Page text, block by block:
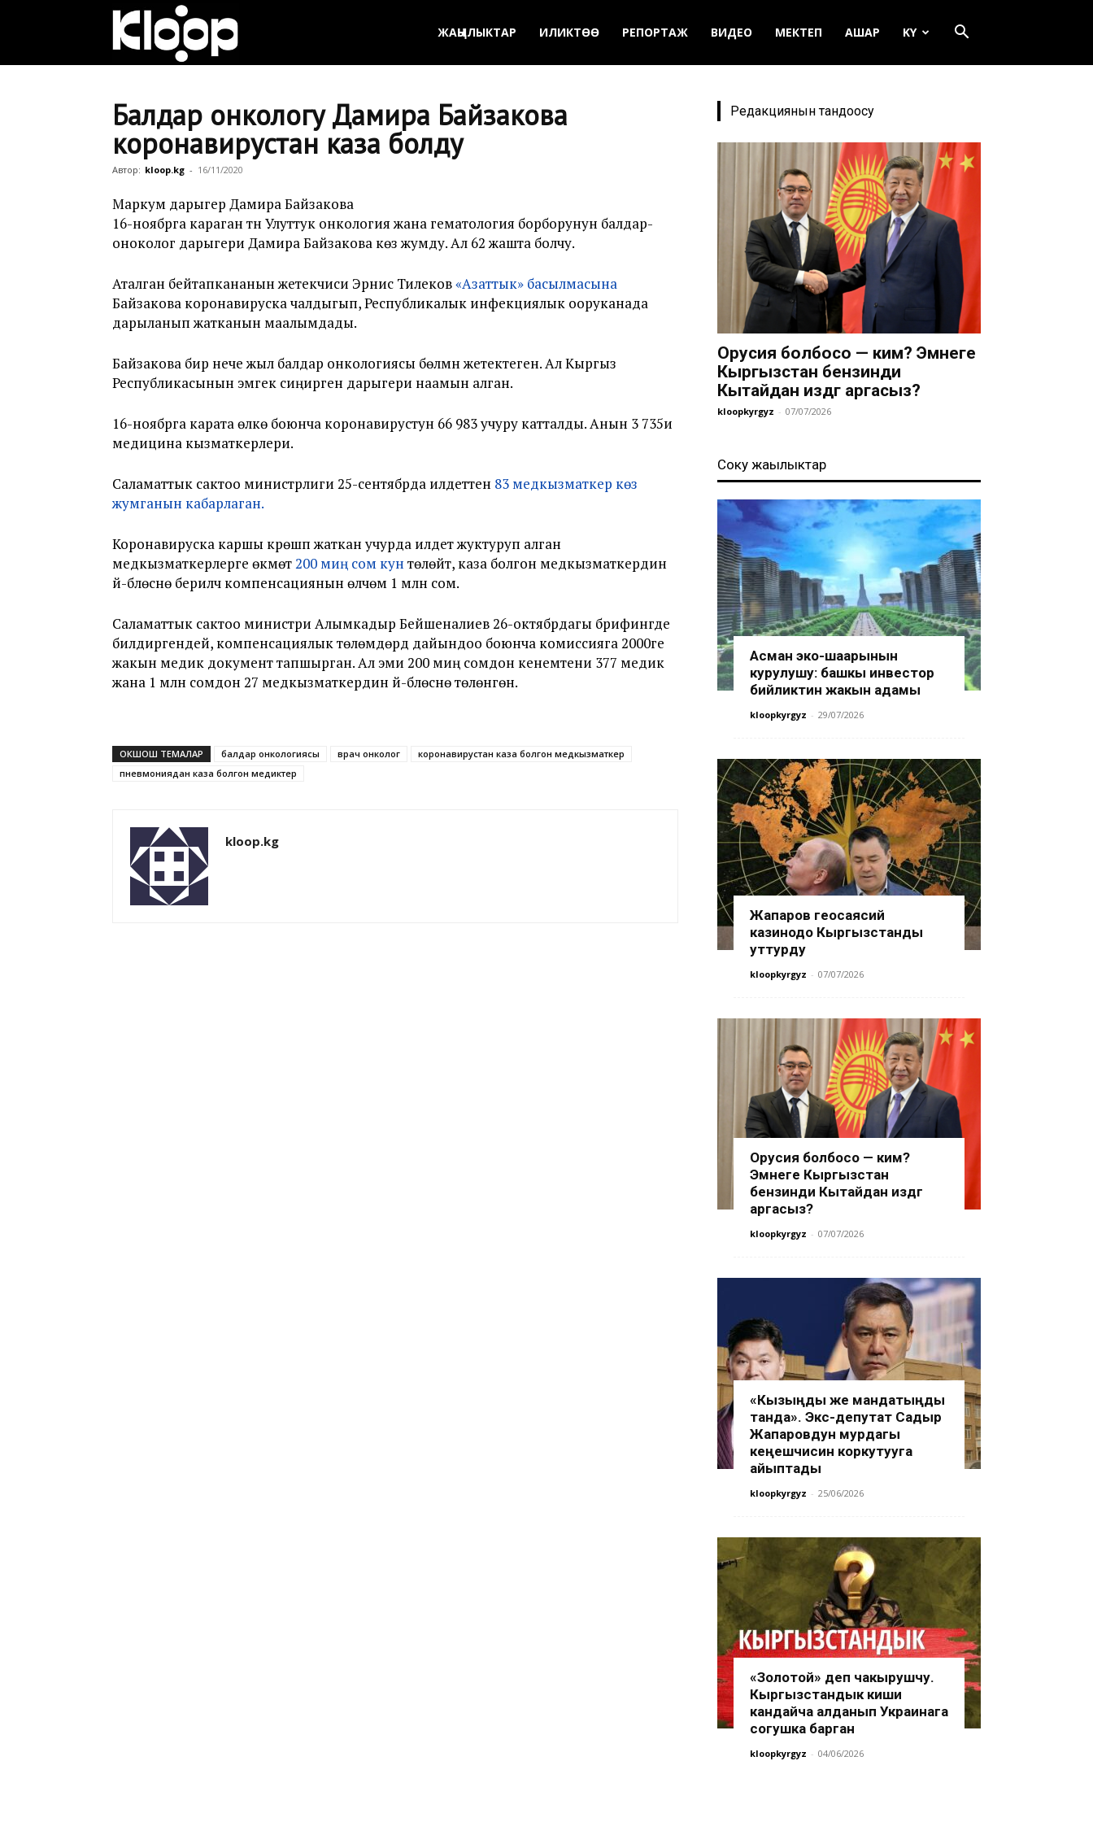
|
Кыргызстан
жаңылыктары
ЖАҢЫЛЫКТАР ИЛИКТӨӨ РЕПОРТАЖ ВИДЕО МЕКТЕП АШАР KY
Балдар онкологу Дамира Байзакова
коронавирустан каза болду
Автор: kloop.kg - 16/11/2020
Маркум дарыгер Дамира Байзакова
16-ноябрга караган түнү Улуттук онкология жана гематология борборунун балдар-
оноколог дарыгери Дамира Байзакова көз жумду. Ал 62 жашта болчу.
Аталган бейтапкананын жетекчиси Эрнис Тилеков«Азаттык» басылмасына
Байзакова коронавируска чалдыгып, Республикалык инфекциялык ооруканада
дарыланып жатканын маалымдады.
Байзакова бир нече жыл балдар онкологиясы бөлүмүн жетектеген. Ал Кыргыз
Республикасынын эмгек сиңирген дарыгери наамын алган.
16-ноябрга карата өлкө боюнча коронавирустун 66 983 учуру катталды. Анын 3 735и
медицина кызматкерлери.
Саламаттык сактоо министрлиги 25-сентябрда илдеттен 83 медкызматкер көз
жумганын кабарлаган.
Коронавируска каршы күрөшүп жаткан учурда илдет жуктуруп алган
медкызматкерлерге өкмөт200 миң сом кун төлөйт, каза болгон медкызматкердин
үй-бүлөсүнө берилчү компенсациянын өлчөмү 1 млн сом.
Саламаттык сактоо министри Алымкадыр Бейшеналиев 26-октябрдагы брифингде
билдиргендей, компенсациялык төлөмдөрдү дайындоо боюнча комиссияга 2000ге
жакын медик документ тапшырган. Ал эми 200 миң сомдон кенемтени 377 медик
жана 1 млн сомдон 27 медкызматкердин үй-бүлөсүнө төлөнгөн.
ОКШОШ ТЕМАЛАР балдар онкологиясы врач онколог
коронавирустан каза болгон медкызматкер
пневмониядан каза болгон медиктер
kloop.kg
Редакциянын тандоосу
Орусия болбосо — ким? Эмнеге
Кыргызстан бензинди
Кытайдан издөөгө аргасыз?
kloopkyrgyz - 07/07/2026
Соңку жаңылыктар
Асман эко-шаарынын
курулушу: башкы инвестор
бийликтин жакын адамы
kloopkyrgyz - 29/07/2026
Жапаров геосаясий
казинодо Кыргызстанды
уттурду
kloopkyrgyz - 07/07/2026
Орусия болбосо — ким?
Эмнеге Кыргызстан
бензинди Кытайдан издөөгө
аргасыз?
kloopkyrgyz - 07/07/2026
«Кызыңды же мандатыңды
танда». Экс-депутат Садыр
Жапаровдун мурдагы
кеңешчисин коркутууга
айыптады
kloopkyrgyz - 25/06/2026
«Золотой» деп чакырушчу.
Кыргызстандык киши
кандайча алданып Украинага
согушка барган
kloopkyrgyz - 04/06/2026